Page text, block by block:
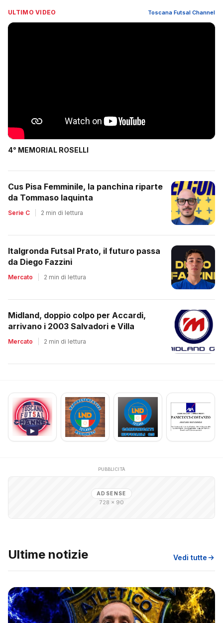
ULTIMO VIDEO Toscana Futsal Channel
4° MEMORIAL ROSELLI
Cus Pisa Femminile, la panchina riparte
da Tommaso Iaquinta
Serie C 2 min di lettura
Italgronda Futsal Prato, il futuro passa
da Diego Fazzini
Mercato 2 min di lettura
Midland, doppio colpo per Accardi,
arrivano i 2003 Salvadori e Villa
Mercato 2 min di lettura
PUBBLICITÀ
ADSENSE
728 × 90
Ultime notizie Vedi tutte